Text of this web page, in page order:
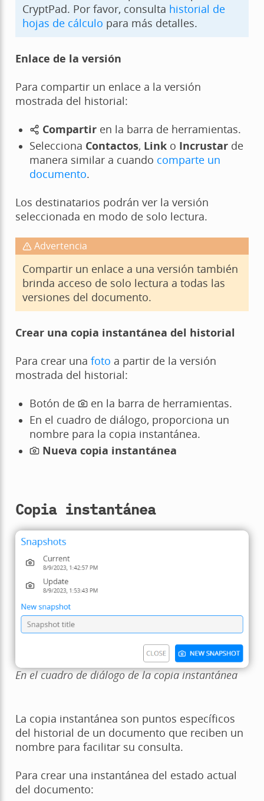
CryptPad. Por favor, consulta historial de
hojas de cálculo para más detalles.
Enlace de la versión
Para compartir un enlace a la versión
mostrada del historial:
Compartir en la barra de herramientas.
Selecciona Contactos, Linko Incrustarde
manera similar a cuando comparte un
documento.
Los destinatarios podrán ver la versión
seleccionada en modo de solo lectura.
Advertencia
Compartir un enlace a una versión también
brinda acceso de solo lectura a todas las
versiones del documento.
Crear una copia instantánea del historial
Para crear una foto a partir de la versión
mostrada del historial:
Botón de
en la barra de herramientas.
En el cuadro de diálogo, proporciona un
nombre para la copia instantánea.
Nueva copia instantánea
Copia instantánea
En el cuadro de diálogo de la copia instantánea
La copia instantánea son puntos específicos
del historial de un documento que reciben un
nombre para facilitar su consulta.
Para crear una instantánea del estado actual
del documento: